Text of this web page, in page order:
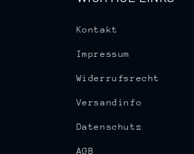
Kontakt
Impressum
Widerrufsrecht
Versandinfo
Datenschutz
AGB